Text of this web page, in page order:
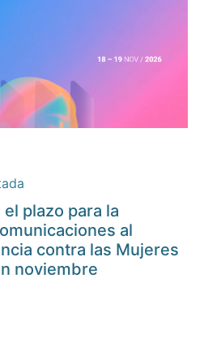
plazo para la
al
contra las Mujeres
noviembre